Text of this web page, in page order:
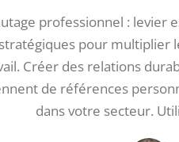
professionnel :
pour multiplier
Créer des relations
de références
dans votre secteur.